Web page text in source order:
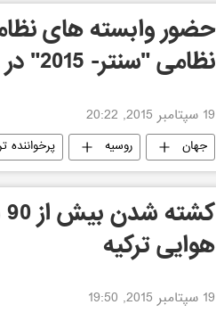
نظامی "سنتر- 2015" در روسیه
19 سپتامبر 2015, 20:22
جهان روسیه
هوایی ترکیه
19 سپتامبر 2015, 19:50